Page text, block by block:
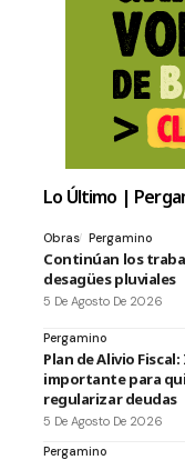
Lo Último |
Obras Pergamino
Continúan los
desagües pluviales
5 De Agosto De 2026
Pergamino
Plan de Alivio
importante para
regularizar deudas
5 De Agosto De 2026
Pergamino